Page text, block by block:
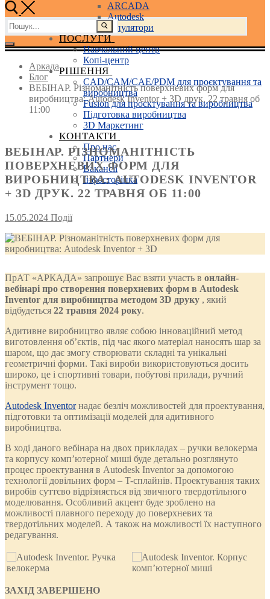
ARCADA
Autodesk
3D маніпулятори
ПОСЛУГИ
Навчальний центр
Копі-центр
РІШЕННЯ
CAD/CAM/CAE/PDM для проєктування та
виробництва
Fusion для проєктування та виробництва
Підготовка виробництва
3D Маркетинг
КОНТАКТИ
Про нас
Партнери
Вакансії
Інфосторінка
Пошук:
Аркада
Блог
ВЕБІНАР. Різноманітність поверхневих форм для
виробництва: Autodesk Inventor + 3D друк. 22 травня об
11:00
ВЕБІНАР. РІЗНОМАНІТНІСТЬ
ПОВЕРХНЕВИХ ФОРМ ДЛЯ
ВИРОБНИЦТВА: AUTODESK INVENTOR
+ 3D ДРУК. 22 ТРАВНЯ ОБ 11:00
15.05.2024 Події
ПрАТ «АРКАДА» запрошує Вас взяти участь в онлайн-
вебінарі про створення поверхневих форм в Autodesk
Inventor для виробництва методом 3D друку , який
відбудеться 22 травня 2024 року.
Адитивне виробництво являє собою інноваційний метод
виготовлення об’єктів, під час якого матеріал наносять шар за
шаром, що дає змогу створювати складні та унікальні
геометричні форми. Такі вироби використовуються досить
широко, це і спортивні товари, побутові прилади, ручний
інструмент тощо.
Autodesk Inventorнадає безліч можливостей для проектування,
підготовки та оптимізації моделей для адитивного
виробництва.
В ході даного вебінара на двох прикладах – ручки велокерма
та корпусу комп’ютерної миші буде детально розглянуто
процес проектування в Autodesk Inventor за допомогою
технології довільних форм – T-сплайнів. Проектування таких
виробів суттєво відрізняється від звичного твердотільного
моделювання. Особливий акцент буде зроблено на
можливості плавного переходу до поверхневих та
твердотільних моделей. А також на можливості їх наступного
редагування.
ЗАХІД ЗАВЕРШЕНО